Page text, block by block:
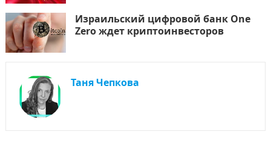
Израильский цифровой банк One
Zero ждет криптоинвесторов
Таня Чепкова